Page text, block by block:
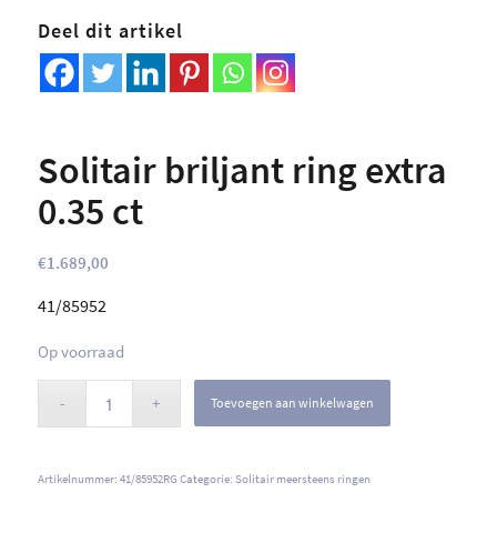
Deel dit artikel
Solitair briljant ring extra
0.35 ct
€1.689,00
41/85952
Op voorraad
Toevoegen aan winkelwagen
Artikelnummer: 41/85952RG Categorie: Solitair meersteens ringen